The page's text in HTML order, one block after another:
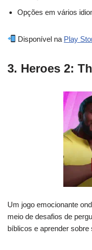
Opções em vários
Disponível na Play
3. Heroes 2:
Um jogo emocionante
meio de desafios de
bíblicos e aprender sobre